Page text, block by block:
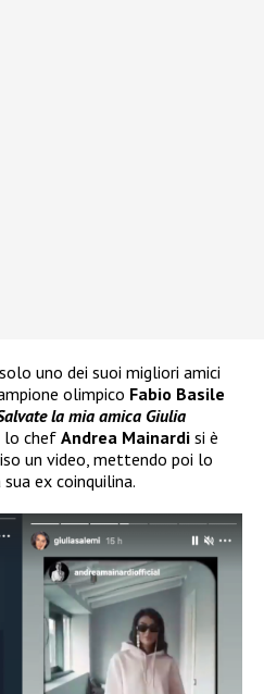
uno dei suoi migliori amici
olimpico Fabio Basile
la mia amica Giulia
lo chef Andrea Mainardi si è
un video, mettendo poi lo
ex coinquilina.